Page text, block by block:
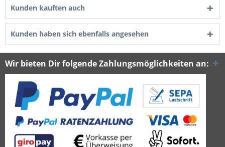
Kunden kauften auch
Kunden haben sich ebenfalls angesehen
Wir bieten Dir folgende Zahlungsmöglichkeiten an: